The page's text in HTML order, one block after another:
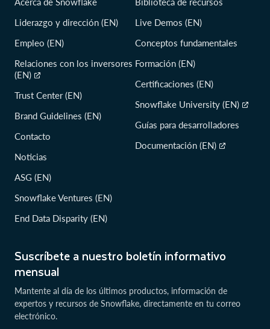
Suscríbete a nuestro boletín informativo
mensual
Mantente al día de los últimos productos, información de
expertos y recursos de Snowflake, directamente en tu correo
electrónico.
Liderazgo y dirección (EN)
Empleo (EN)
Relaciones con los inversores
(EN)
Trust Center (EN)
Brand Guidelines (EN)
Contacto
Noticias
ASG (EN)
Snowflake Ventures (EN)
End Data Disparity (EN)
Live Demos (EN)
Conceptos fundamentales
Formación (EN)
Certificaciones (EN)
Snowflake University (EN)
Guías para desarrolladores
Documentación (EN)